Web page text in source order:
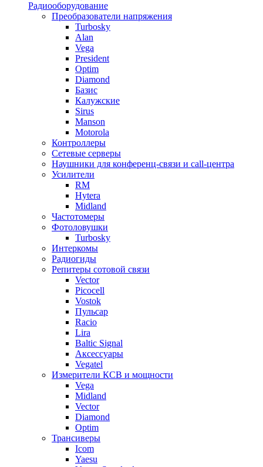
Радиооборудование
Преобразователи напряжения
Turbosky
Alan
Vega
President
Optim
Diamond
Базис
Калужские
Sirus
Manson
Motorola
Контроллеры
Сетевые серверы
Наушники для конференц-связи и call-центра
Усилители
RM
Hytera
Midland
Частотомеры
Фотоловушки
Turbosky
Интеркомы
Радиогиды
Репитеры сотовой связи
Vector
Picocell
Vostok
Пульсар
Racio
Lira
Baltic Signal
Аксессуары
Vegatel
Измерители КСВ и мощности
Vega
Midland
Vector
Diamond
Optim
Трансиверы
Icom
Yaesu